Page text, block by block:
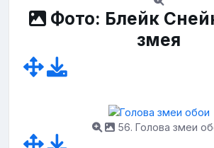
Фото: Блейк
змея
56. Голова змеи